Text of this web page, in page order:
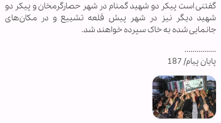
گفتنی است پیکر دو شهید گمنام در شهر حصارگرمخان و پیکر دو
شهید دیگر نیز در شهر پیش قلعه تشییع و در مکان‌های
جانمایی شده به خاک سپرده خواهند شد.
................
پایان پیام/ 187